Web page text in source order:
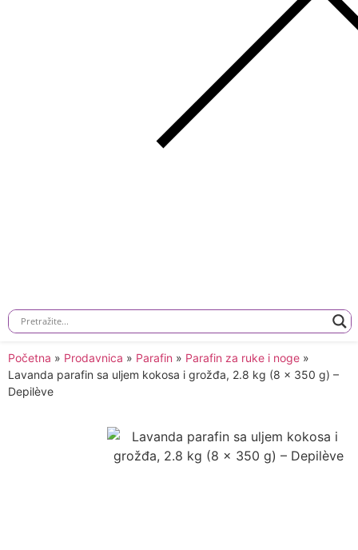
Početna » Prodavnica » Parafin » Parafin za ruke i noge »
Lavanda parafin sa uljem kokosa i grožđa, 2.8 kg (8 x 350 g) –
Depilève